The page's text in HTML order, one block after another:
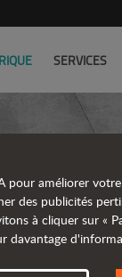
SERVICES
pour améliorer
des publicités
à cliquer sur «
davantage